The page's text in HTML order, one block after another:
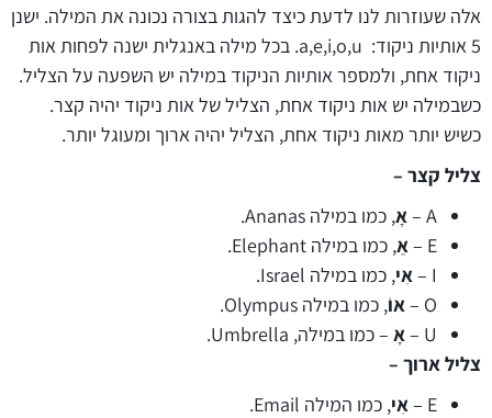
אלה שעוזרות לנו לדעת כיצד להגות בצורה נכונה את המילה. ישנן
5 אותיות ניקוד: a,e,i,o,u. בכל מילה באנגלית ישנה לפחות אות
ניקוד אחת, ולמספר אותיות הניקוד במילה יש השפעה על הצליל.
כשבמילה יש אות ניקוד אחת, הצליל של אות ניקוד יהיה קצר.
כשיש יותר מאות ניקוד אחת, הצליל יהיה ארוך ומעוגל יותר.
צליל קצר –
A –
אָ, כמו במילה Ananas.
E –
אֵ, כמו במילה Elephant.
I –
אִי, כמו במילה Israel.
O –
אוֹ, כמו במילה Olympus.
U –
אָ – כמו במילה, Umbrella.
צליל ארוך –
E –
אִי, כמו המילה Email.